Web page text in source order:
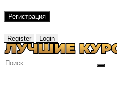
Регистрация
Register Login